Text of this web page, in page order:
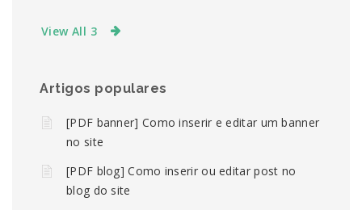
View All 3
Artigos populares
[PDF banner] Como inserir e editar um banner
no site
[PDF blog] Como inserir ou editar post no
blog do site